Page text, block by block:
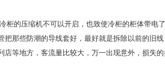
的压缩机不可以开启，也致使冷柜的柜体带电
那些防潮的导线套好，最好就是拆除以前的旧
等地方，客流量比较大，万一出现意外，损失